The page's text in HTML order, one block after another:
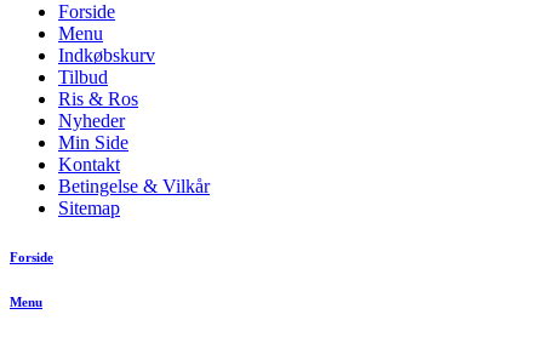
Forside
Menu
Indkøbskurv
Tilbud
Ris & Ros
Nyheder
Min Side
Kontakt
Betingelse & Vilkår
Sitemap
Forside
Menu